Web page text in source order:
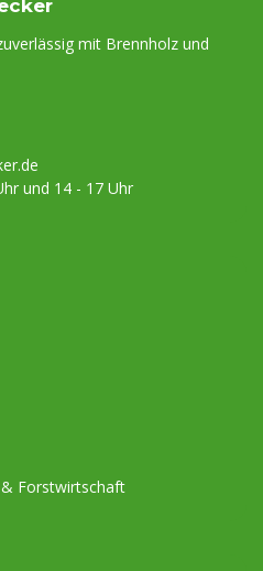
mit Brennholz und
und 14 - 17 Uhr
Forstwirtschaft